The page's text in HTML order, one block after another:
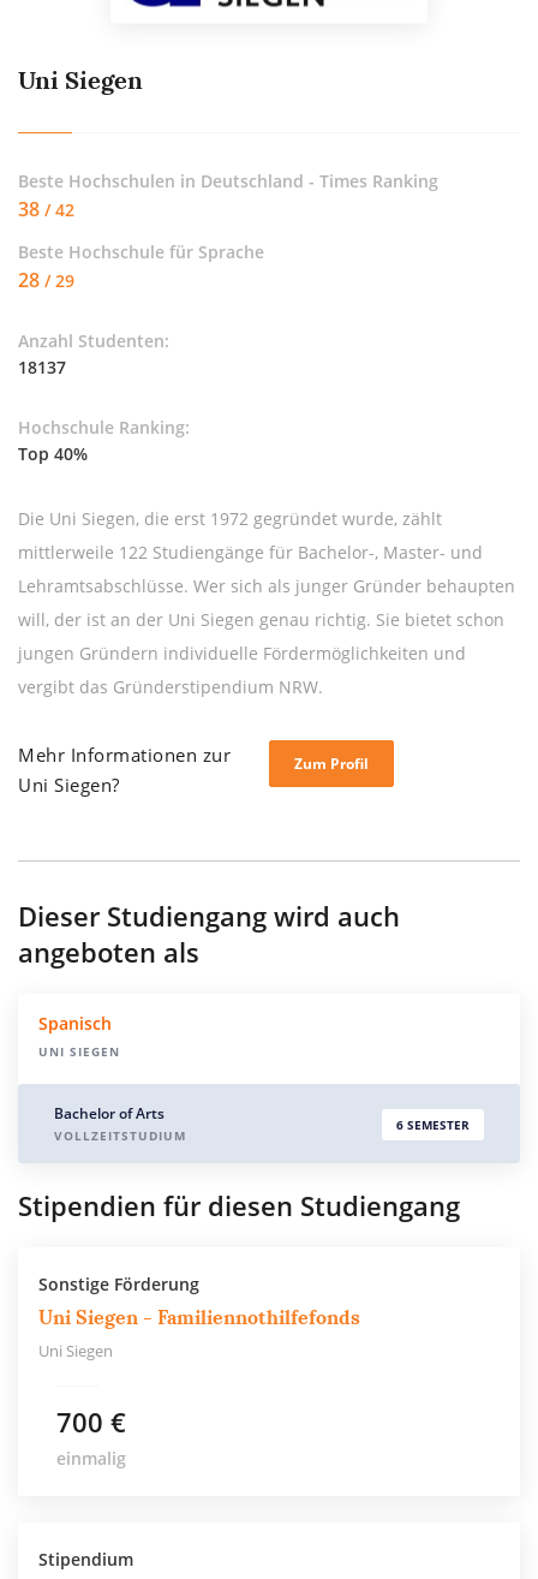
Uni Siegen
Beste Hochschulen in Deutschland - Times Ranking
38 / 42
Beste Hochschule für Sprache
28 / 29
Anzahl Studenten:
18137
Hochschule Ranking:
Top 40%
Die Uni Siegen, die erst 1972 gegründet wurde, zählt
mittlerweile 122 Studiengänge für Bachelor-, Master- und
Lehramtsabschlüsse. Wer sich als junger Gründer behaupten
will, der ist an der Uni Siegen genau richtig. Sie bietet schon
jungen Gründern individuelle Fördermöglichkeiten und
vergibt das Gründerstipendium NRW.
Mehr Informationen zur
Uni Siegen?
Zum Profil
Dieser Studiengang wird auch
angeboten als
Spanisch
UNI SIEGEN
Bachelor of Arts
VOLLZEITSTUDIUM
6 SEMESTER
Stipendien für diesen Studiengang
Sonstige Förderung
Uni Siegen - Familiennothilfefonds
Uni Siegen
700 €
einmalig
Stipendium